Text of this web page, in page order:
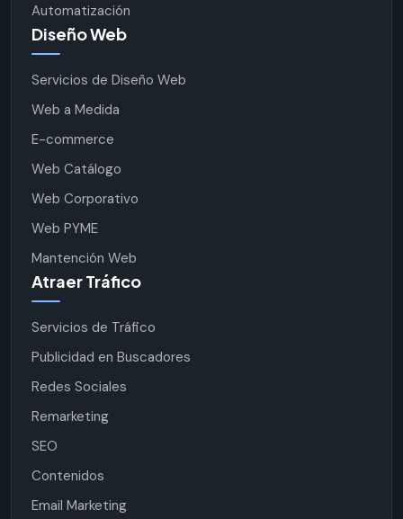
Automatización
Diseño Web
Servicios de Diseño Web
Web a Medida
E-commerce
Web Catálogo
Web Corporativo
Web PYME
Mantención Web
Atraer Tráfico
Servicios de Tráfico
Publicidad en Buscadores
Redes Sociales
Remarketing
SEO
Contenidos
Email Marketing